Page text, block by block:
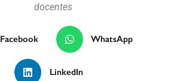
docentes
Facebook WhatsApp
LinkedIn